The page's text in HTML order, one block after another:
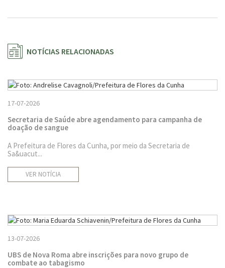
NOTÍCIAS RELACIONADAS
17-07-2026
Secretaria de Saúde abre agendamento para campanha de
doação de sangue
A Prefeitura de Flores da Cunha, por meio da Secretaria de
Sa&uacut...
VER NOTÍCIA
13-07-2026
UBS de Nova Roma abre inscrições para novo grupo de
combate ao tabagismo